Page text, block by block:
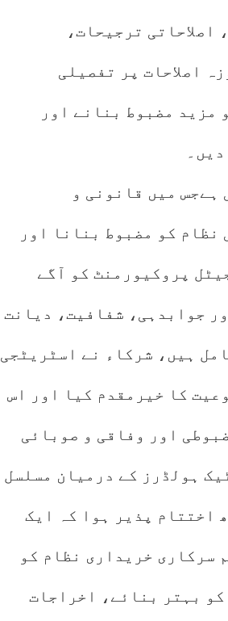
ترجیحات،
اصلاحات پر تفصیلی
مزید مضبوط بنانے اور
ہےجس میں قانونی و
نظام کو مضبوط بنانا اور
پروکیورمنٹ کو آگے
جوابدہی، شفافیت، دیانت
ہیں، شرکاء نے اسٹریٹجی
کا خیرمقدم کیا اور اس
اور وفاقی و صوبائی
ہولڈرز کے درمیان مسلسل
اختتام پذیر ہوا کہ ایک
سرکاری خریداری نظام کو
بہتر بنائے، اخراجات